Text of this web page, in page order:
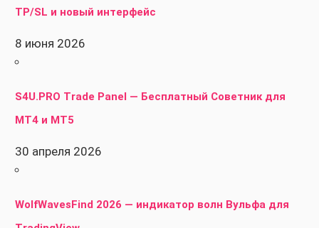
TP/SL и новый интерфейс
8 июня 2026
S4U.PRO Trade Panel — Бесплатный Советник для
MT4 и MT5
30 апреля 2026
WolfWavesFind 2026 — индикатор волн Вульфа для